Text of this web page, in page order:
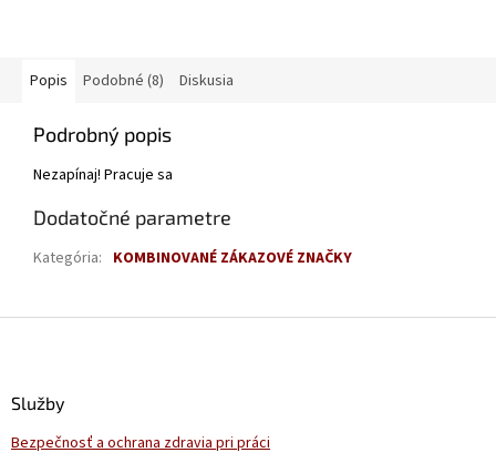
Popis Podobné (8) Diskusia
Podrobný popis
Nezapínaj! Pracuje sa
Dodatočné parametre
Kategória: KOMBINOVANÉ ZÁKAZOVÉ ZNAČKY
Služby
Bezpečnosť a ochrana zdravia pri práci